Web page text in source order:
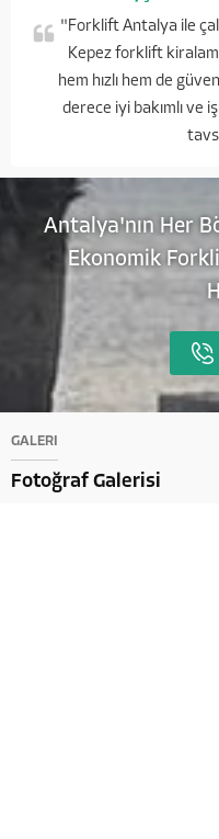
"Forklift Antalya ile
Kepez forklift
hem hızlı hem de
derece iyi bakımlı ve
Antalya'nın Her
Ekonomik
GALERİ
Fotoğraf Galerisi